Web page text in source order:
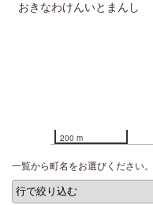
おきなわけんいとまんし
200 m
一覧から町名をお選びください。